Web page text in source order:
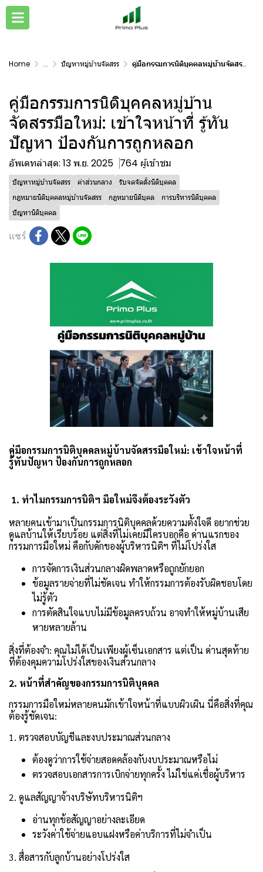
Home ... ปัญหาหมู่บ้านจัดสรร คู่มือกรรมการนิติบุคคลหมู่บ้านจัดสรรมือใหม่: เข้าใจหน้าที่ รู้ทันปัญหา ป้องกันการถูกหลอก
คู่มือกรรมการนิติบุคคลหมู่บ้าน
จัดสรรมือใหม่: เข้าใจหน้าที่ รู้ทัน
ปัญหา ป้องกันการถูกหลอก
อัพเดทล่าสุด: 13 พ.ย. 2025 764 ผู้เข้าชม
ปัญหาหมู่บ้านจัดสรร ค่าส่วนกลาง
รับจดจัดตั้งนิติบุคคล
กฎหมายนิติบุคคลหมู่บ้านจัดสรร
กฎหมายนิติบุคล
การบริหารนิติบุคคล
ปัญหานิติบุคคล
แชร์
คู่มือกรรมการนิติบุคคลหมู่บ้านจัดสรรมือใหม่: เข้าใจหน้าที่
รู้ทันปัญหา ป้องกันการถูกหลอก
1. ทำไมกรรมการนิติฯ มือใหม่จึงต้องระวังตัว
หลายคนเข้ามาเป็นกรรมการนิติบุคคลด้วยความตั้งใจดี อยากช่วย
ดูแลบ้านให้เรียบร้อย แต่สิ่งที่ไม่เคยมีใครบอกคือ ด่านแรกของ
กรรมการมือใหม่ คือกับดักของผู้บริหารนิติฯ ที่ไม่โปร่งใส
การจัดการเงินส่วนกลางผิดพลาดหรือถูกยักยอก
ข้อมูลรายจ่ายที่ไม่ชัดเจน ทำให้กรรมการต้องรับผิดชอบโดย
ไม่รู้ตัว
การตัดสินใจแบบไม่มีข้อมูลครบถ้วน อาจทำให้หมู่บ้านเสีย
หายหลายล้าน
สิ่งที่ต้องจำ: คุณไม่ได้เป็นเพียงผู้เซ็นเอกสาร แต่เป็น ด่านสุดท้าย
ที่ต้องคุมความโปร่งใสของเงินส่วนกลาง
2. หน้าที่สำคัญของกรรมการนิติบุคคล
กรรมการมือใหม่หลายคนมักเข้าใจหน้าที่แบบผิวเผิน นี่คือสิ่งที่คุณ
ต้องรู้ชัดเจน:
1. ตรวจสอบบัญชีและงบประมาณส่วนกลาง
ต้องดูว่าการใช้จ่ายสอดคล้องกับงบประมาณหรือไม่
ตรวจสอบเอกสารการเบิกจ่ายทุกครั้ง ไม่ใช่แค่เชื่อผู้บริหาร
2. ดูแลสัญญาจ้างบริษัทบริหารนิติฯ
อ่านทุกข้อสัญญาอย่างละเอียด
ระวังค่าใช้จ่ายแอบแฝงหรือค่าบริการที่ไม่จำเป็น
3. สื่อสารกับลูกบ้านอย่างโปร่งใส